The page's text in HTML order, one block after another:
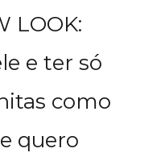
LOOK:
e ter só
como
quero